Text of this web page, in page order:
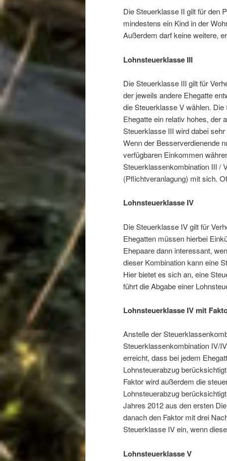
Die Steuerklasse II gilt für den
mindestens ein Kind in der
Außerdem darf keine weitere,
Lohnsteuerklasse III
Die Steuerklasse III gilt für
der jeweils andere Ehegatte
die Steuerklasse V wählen.
Ehegatte ein relativ hohes, der
Steuerklasse III wird dabei
Wenn der Besserverdienende
verfügbaren Einkommen
Steuerklassenkombination III /
(Pflichtveranlagung) mit sich.
Lohnsteuerklasse IV
Die Steuerklasse IV gilt für
Ehegatten müssen hierbei
Ehepaare dann interessant,
dieser Kombination kann eine
Hier bietet es sich an, eine
führt die Abgabe einer
Lohnsteuerklasse IV mit
Anstelle der
Steuerklassenkombination IV/
erreicht, dass bei jedem
Lohnsteuerabzug
Faktor wird außerdem die
Lohnsteuerabzug
Jahres 2012 aus den ersten
danach den Faktor mit drei
Steuerklasse IV ein, wenn
Lohnsteuerklasse V